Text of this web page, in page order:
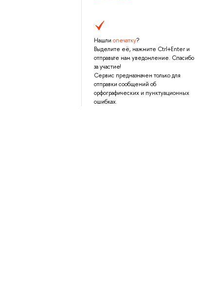
Нашли опечатку?
Выделите её, нажмите Ctrl+Enter и
отправьте нам уведомление. Спасибо
за участие!
Сервис предназначен только для
отправки сообщений об
орфографических и пунктуационных
ошибках.